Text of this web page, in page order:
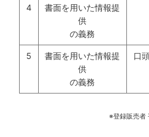
4
書面を用いた情報提
供
の義務
5
書面を用いた情報提
供
の義務
口
※登録販売者